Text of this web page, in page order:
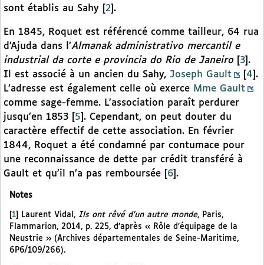
sont établis au Sahy
2 .
En 1845, Roquet est référencé comme tailleur, 64 rua
d’Ajuda dans l’Almanak administrativo mercantil e
industrial da corte e provincia do Rio de Janeiro[ 3 .
Il est associé à un ancien du Sahy, Joseph Gault 4 .
L’adresse est également celle où exerce Mme Gault
comme sage-femme. L’association paraît perdurer
jusqu’en 1853
5 . Cependant, on peut douter du
caractère effectif de cette association. En février
1844, Roquet a été condamné par contumace pour
une reconnaissance de dette par crédit transféré à
Gault et qu’il n’a pas remboursée
6 .
Notes
[1] Laurent Vidal, Ils ont rêvé d’un autre monde, Paris,
Flammarion, 2014, p. 225, d’après « Rôle d’équipage de la
Neustrie » (Archives départementales de Seine-Maritime,
6P6/109/266).